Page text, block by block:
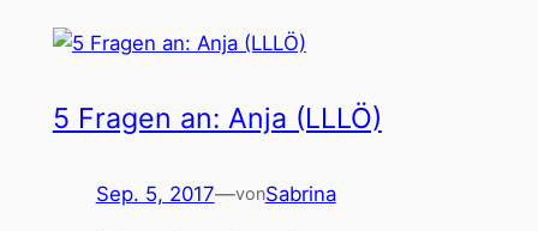
5 Fragen an: Anja (LLLÖ)
Sep. 5, 2017—vonSabrina